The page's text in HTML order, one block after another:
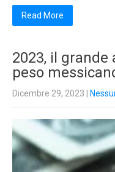
Read More
2023, il grande
peso
Dicembre 29, 2023